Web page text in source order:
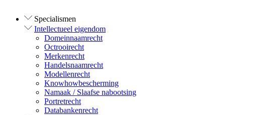
Specialismen
Intellectueel eigendom
Domeinnaamrecht
Octrooirecht
Merkenrecht
Handelsnaamrecht
Modellenrecht
Knowhowbescherming
Namaak / Slaafse nabootsing
Portretrecht
Databankenrecht